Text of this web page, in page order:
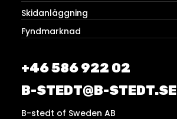
Skidanläggning
Fyndmarknad
+46 586 922 02
B-STEDT@B-STEDT.SE
B-stedt of Sweden AB